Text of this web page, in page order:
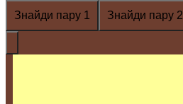
Знайди пару 1
Знайди пару 2